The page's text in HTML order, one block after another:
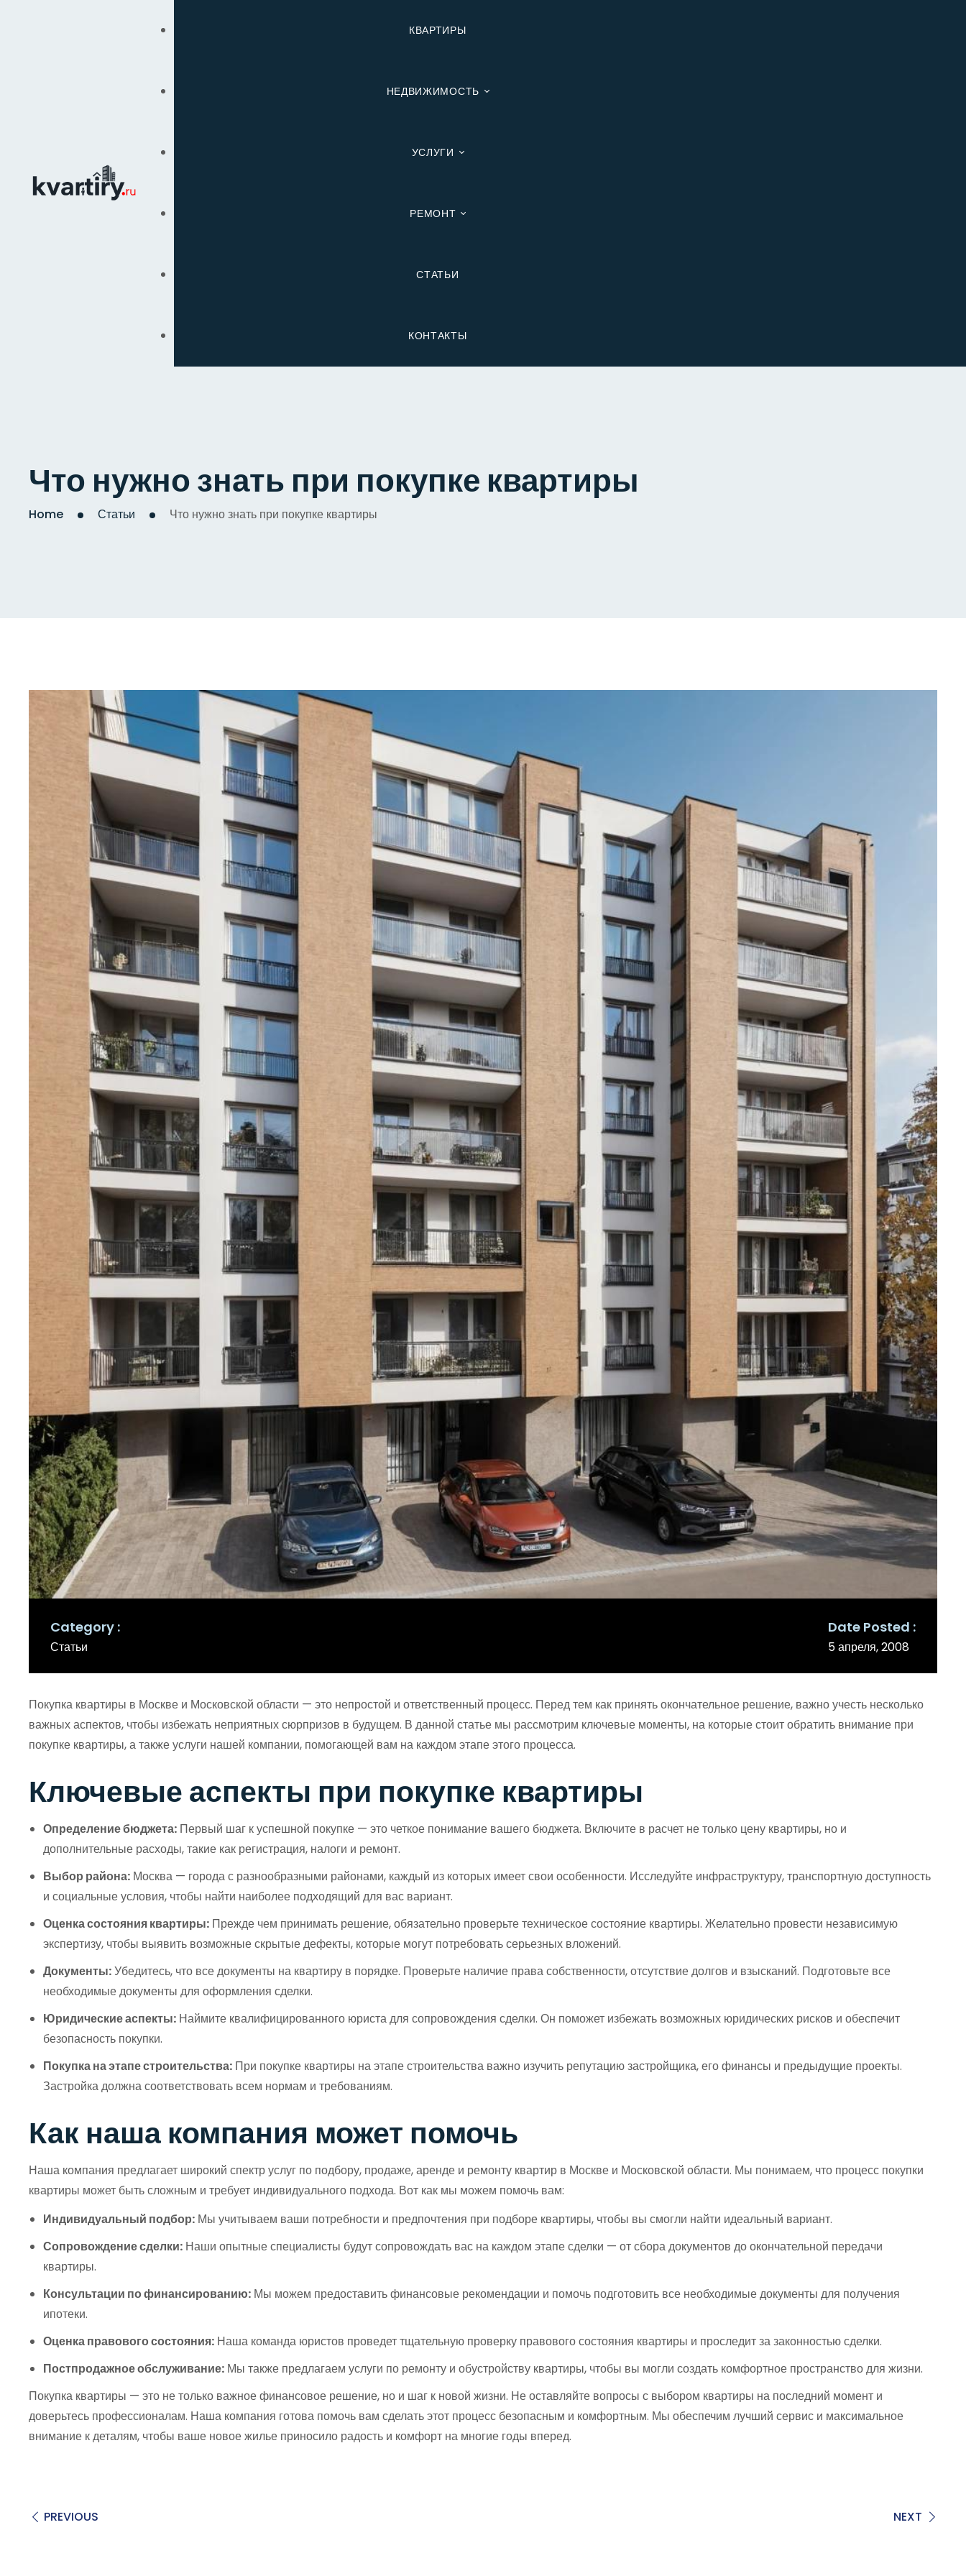
КВАРТИРЫ
НЕДВИЖИМОСТЬ
УСЛУГИ
РЕМОНТ
СТАТЬИ
КОНТАКТЫ
Что нужно знать при покупке квартиры
Home Статьи Что нужно знать при покупке квартиры
Category
Статьи
Date Posted
5 апреля, 2008
Покупка квартиры в Москве и Московской области — это непростой и ответственный процесс. Перед тем как принять окончательное решение, важно учесть несколько
важных аспектов, чтобы избежать неприятных сюрпризов в будущем. В данной статье мы рассмотрим ключевые моменты, на которые стоит обратить внимание при
покупке квартиры, а также услуги нашей компании, помогающей вам на каждом этапе этого процесса.
Ключевые аспекты при покупке квартиры
Определение бюджета: Первый шаг к успешной покупке — это четкое понимание вашего бюджета. Включите в расчет не только цену квартиры, но и
дополнительные расходы, такие как регистрация, налоги и ремонт.
Выбор района: Москва — города с разнообразными районами, каждый из которых имеет свои особенности. Исследуйте инфраструктуру, транспортную доступность
и социальные условия, чтобы найти наиболее подходящий для вас вариант.
Оценка состояния квартиры: Прежде чем принимать решение, обязательно проверьте техническое состояние квартиры. Желательно провести независимую
экспертизу, чтобы выявить возможные скрытые дефекты, которые могут потребовать серьезных вложений.
Документы:Убедитесь, что все документы на квартиру в порядке. Проверьте наличие права собственности, отсутствие долгов и взысканий. Подготовьте все
необходимые документы для оформления сделки.
Юридические аспекты: Наймите квалифицированного юриста для сопровождения сделки. Он поможет избежать возможных юридических рисков и обеспечит
безопасность покупки.
Покупка на этапе строительства: При покупке квартиры на этапе строительства важно изучить репутацию застройщика, его финансы и предыдущие проекты.
Застройка должна соответствовать всем нормам и требованиям.
Как наша компания может помочь
Наша компания предлагает широкий спектр услуг по подбору, продаже, аренде и ремонту квартир в Москве и Московской области. Мы понимаем, что процесс покупки
квартиры может быть сложным и требует индивидуального подхода. Вот как мы можем помочь вам:
Индивидуальный подбор: Мы учитываем ваши потребности и предпочтения при подборе квартиры, чтобы вы смогли найти идеальный вариант.
Сопровождение сделки: Наши опытные специалисты будут сопровождать вас на каждом этапе сделки — от сбора документов до окончательной передачи
квартиры.
Консультации по финансированию: Мы можем предоставить финансовые рекомендации и помочь подготовить все необходимые документы для получения
ипотеки.
Оценка правового состояния: Наша команда юристов проведет тщательную проверку правового состояния квартиры и проследит за законностью сделки.
Постпродажное обслуживание: Мы также предлагаем услуги по ремонту и обустройству квартиры, чтобы вы могли создать комфортное пространство для жизни.
Покупка квартиры — это не только важное финансовое решение, но и шаг к новой жизни. Не оставляйте вопросы с выбором квартиры на последний момент и
доверьтесь профессионалам. Наша компания готова помочь вам сделать этот процесс безопасным и комфортным. Мы обеспечим лучший сервис и максимальное
внимание к деталям, чтобы ваше новое жилье приносило радость и комфорт на многие годы вперед.
PREVIOUS NEXT